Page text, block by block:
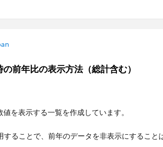
前年比の表示方法（総計含む）
を表示する一覧を作成しています。
ることで、前年のデータを非表示にすること